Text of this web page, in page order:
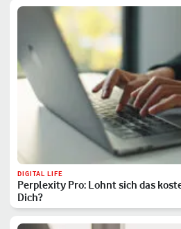
DIGITAL LIFE
Perplexity Pro: Lohnt sich das
Dich?